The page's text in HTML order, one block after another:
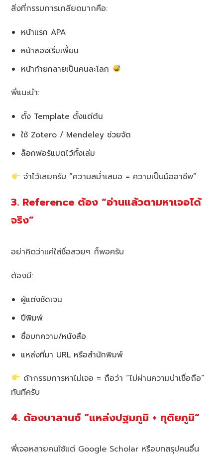
สิ่งที่กรรมการเกลียดมากคือ:
หน้าแรก APA
หน้าสองเริ่มเพี้ยน
หน้าท้ายกลายเป็นคนละโลก
พี่แนะนำ:
ตั้ง Template ตั้งแต่ต้น
ใช้ Zotero / Mendeley ช่วยจัด
ล็อกฟอร์แมตไว้ทั้งเล่ม
จำไว้เลยครับ “ความสม่ำเสมอ = ความเป็นมืออาชีพ”
3. Reference ต้อง “อ่านแล้วตามหาเจอได้
จริง”
อย่าคิดว่าแค่ใส่ชื่อสวยๆ ก็พอครับ
ต้องมี:
ผู้แต่งชัดเจน
ปีพิมพ์
ชื่อบทความ/หนังสือ
แหล่งที่มา URL หรือสำนักพิมพ์
ถ้ากรรมการหาไม่เจอ = ถือว่า “ไม่ผ่านความน่าเชื่อถือ”
ทันทีครับ
4. ต้องบาลานซ์ “แหล่งปฐมภูมิ + ทุติยภูมิ”
พี่เจอหลายคนใช้แต่ Google Scholar หรือบทสรุปคนอื่น